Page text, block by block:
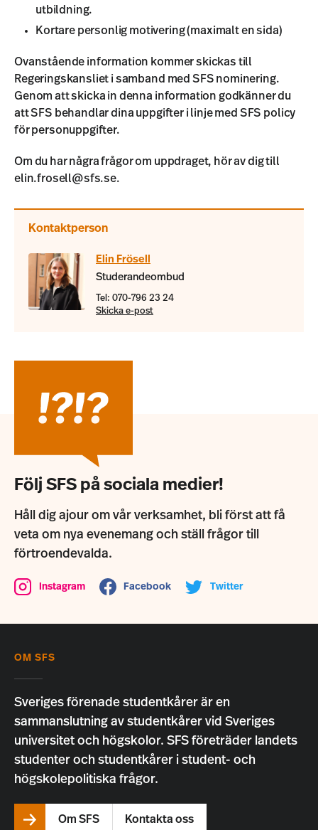
utbildning.
Kortare personlig motivering (maximalt en sida)
Ovanstående information kommer skickas till
Regeringskansliet i samband med SFS nominering.
Genom att skicka in denna information godkänner du
att SFS behandlar dina uppgifter i linje med SFS policy
för personuppgifter.
Om du har några frågor om uppdraget, hör av dig till
elin.frosell@sfs.se.
Kontaktperson
Elin Frösell
Studerandeombud
Tel: 070-796 23 24
Skicka e-post
Följ SFS på sociala medier!
Håll dig ajour om vår verksamhet, bli först att få
veta om nya evenemang och ställ frågor till
förtroendevalda.
Instagram Facebook Twitter
OM SFS
Sveriges förenade studentkårer är en
sammanslutning av studentkårer vid Sveriges
universitet och högskolor. SFS företräder landets
studenter och studentkårer i student- och
högskolepolitiska frågor.
Om SFS Kontakta oss